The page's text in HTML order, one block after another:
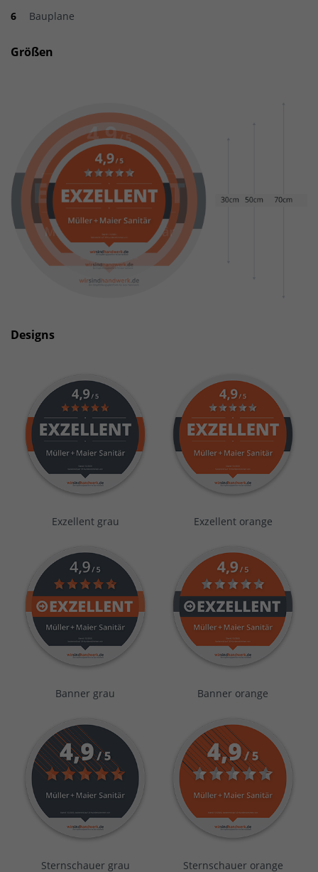
Bauplane
Größen
Designs
Exzellent grau Exzellent orange
Banner grau Banner orange
Sternschauer grau Sternschauer orange